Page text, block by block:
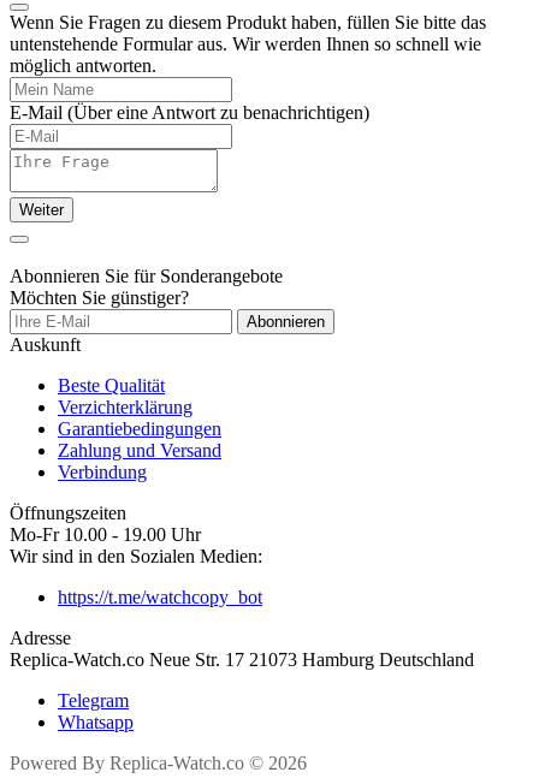
Wenn Sie Fragen zu diesem Produkt haben, füllen Sie bitte das
untenstehende Formular aus. Wir werden Ihnen so schnell wie
möglich antworten.
E-Mail (Über eine Antwort zu benachrichtigen)
Weiter
Abonnieren Sie für Sonderangebote
Möchten Sie günstiger?
Abonnieren
Auskunft
Beste Qualität
Verzichterklärung
Garantiebedingungen
Zahlung und Versand
Verbindung
Öffnungszeiten
Mo-Fr 10.00 - 19.00 Uhr
Wir sind in den Sozialen Medien:
https://t.me/watchcopy_bot
Adresse
Replica-Watch.co Neue Str. 17 21073 Hamburg Deutschland
Telegram
Whatsapp
Powered By Replica-Watch.co © 2026